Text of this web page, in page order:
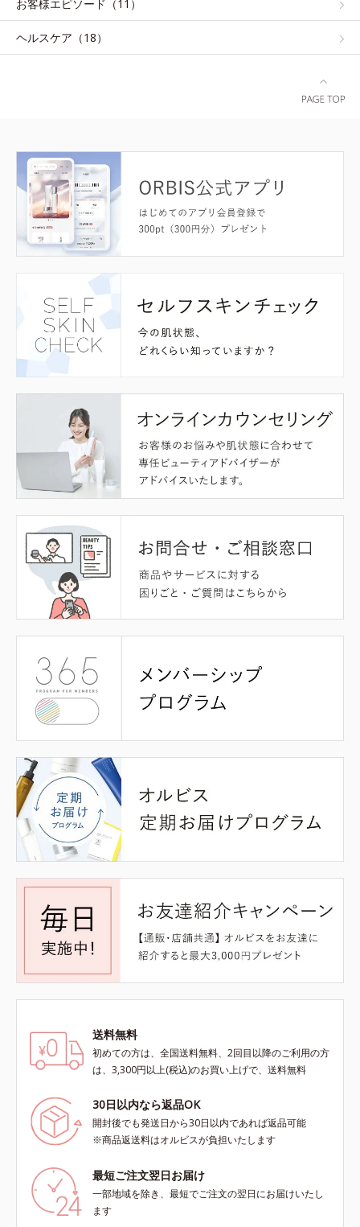
お客様エピソード（11）
ヘルスケア（18）
送料無料
初めての方は、全国送料無料、2回目以降のご利用の方
は、3,300円以上(税込)のお買い上げで、送料無料
30日以内なら返品OK
開封後でも発送日から30日以内であれば返品可能
※商品返送料はオルビスが負担いたします
最短ご注文翌日お届け
一部地域を除き、最短でご注文の翌日にお届けいたし
ます